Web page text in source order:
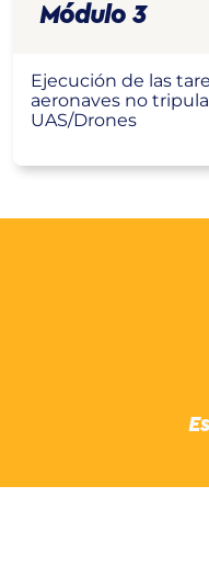
Módulo 3
Ejecución de las
aeronaves no
UAS/Drones